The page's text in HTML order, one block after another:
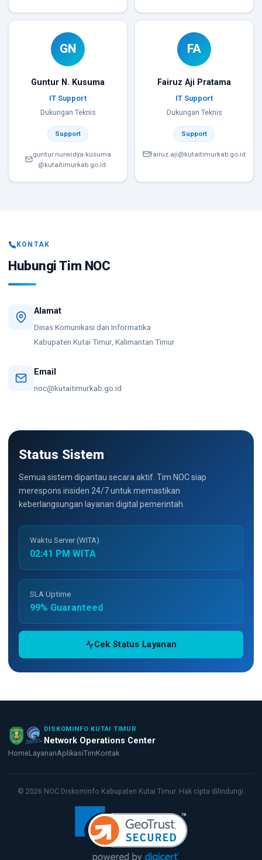
GN
Guntur N. Kusuma
IT Support
Dukungan Teknis
Support
guntur.nurwidya.kusuma
@kutaitimurkab.go.id
FA
Fairuz Aji Pratama
IT Support
Dukungan Teknis
Support
fairuz.aji@kutaitimurkab.go.id
KONTAK
Hubungi Tim NOC
Alamat
Dinas Komunikasi dan Informatika
Kabupaten Kutai Timur, Kalimantan Timur
Email
noc@kutaitimurkab.go.id
Status Sistem
Semua sistem dipantau secara aktif. Tim NOC siap
merespons insiden 24/7 untuk memastikan
keberlangsungan layanan digital pemerintah.
Waktu Server (WITA)
02:41 PM WITA
SLA Uptime
99% Guaranteed
Cek Status Layanan
DISKOMINFO KUTAI TIMUR
Network Operations Center
HomeLayananAplikasiTimKontak
© 2026 NOC Diskominfo Kabupaten Kutai Timur. Hak cipta dilindungi.